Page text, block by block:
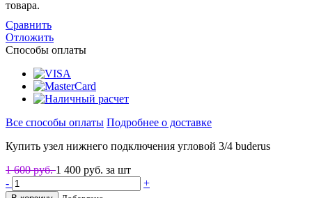
товара.
Сравнить
Отложить
Способы оплаты
Все способы оплаты Подробнее о доставке
Купить узел нижнего подключения угловой 3/4 buderus
1 600 руб.1 400 руб. за шт
-
+